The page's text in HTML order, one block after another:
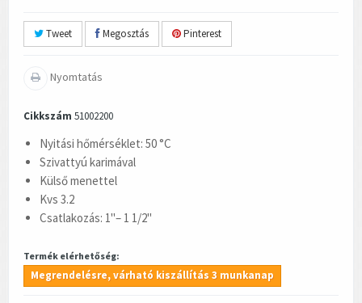
Tweet Megosztás Pinterest
Nyomtatás
Cikkszám 51002200
Nyitási hőmérséklet: 50 °C
Szivattyú karimával
Külső menettel
Kvs 3.2
Csatlakozás: 1"– 1 1/2"
Termék elérhetőség:
Megrendelésre, várható kiszállítás 3 munkanap